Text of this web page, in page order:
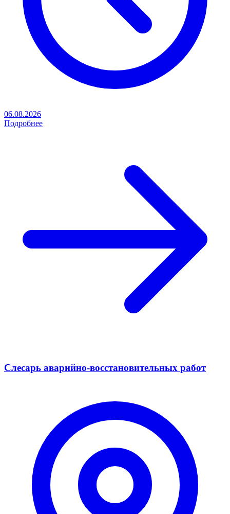
06.08.2026
Подробнее
Слесарь аварийно-восстановительных работ